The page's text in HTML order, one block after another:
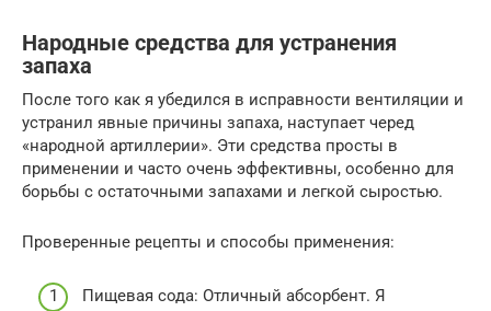
Народные средства для устранения
запаха
После того как я убедился в исправности вентиляции и
устранил явные причины запаха, наступает черед
«народной артиллерии». Эти средства просты в
применении и часто очень эффективны, особенно для
борьбы с остаточными запахами и легкой сыростью.
Проверенные рецепты и способы применения:
Пищевая сода: Отличный абсорбент. Я